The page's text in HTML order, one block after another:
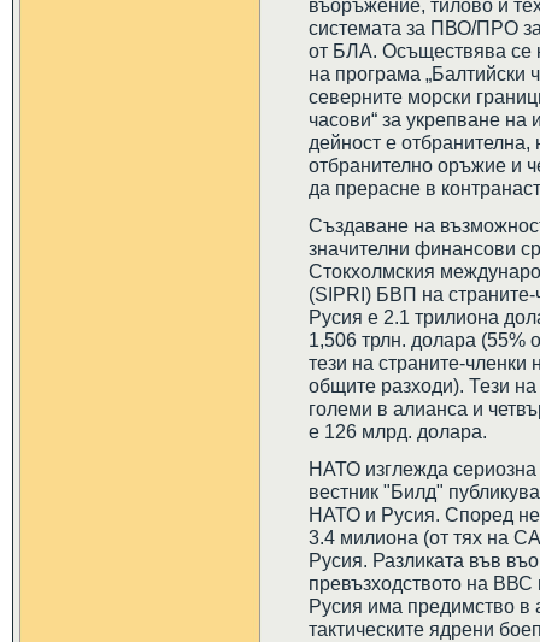
въоръжение, тилово и
системата за ПВО/ПРО
от БЛА. Осъществява се
на програма „Балтийски
северните морски
часови“ за укрепване на
дейност е
отбранително оръжие и
да прерасне в
Създаване на
значителни финансови
Стокхолмския
(SIPRI) БВП на
Русия е 2.1 трилиона
1,506 трлн. долара (55%
тези на страните-
общите разходи). Тези
големи в алианса и
е 126 млрд. долара.
НАТО изглежда сериозна
вестник "Билд"
НАТО и Русия. Според
3.4 милиона (от тях на
Русия. Разликата във
превъзходството на
Русия има предимство в
тактическите ядрени